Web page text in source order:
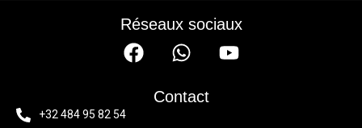
Réseaux sociaux
Contact
+32 484 95 82 54